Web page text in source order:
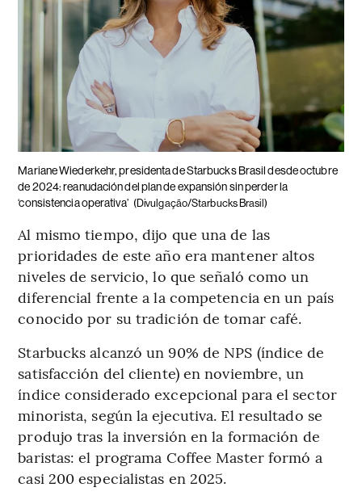
Mariane Wiederkehr, presidenta de Starbucks Brasil desde octubre
de 2024: reanudación del plan de expansión sin perder la
‘consistencia operativa’ (Divulgação/Starbucks Brasil)
Al mismo tiempo, dijo que una de las
prioridades de este año era mantener altos
niveles de servicio, lo que señaló como un
diferencial frente a la competencia en un país
conocido por su tradición de tomar café.
Starbucks alcanzó un 90% de NPS (índice de
satisfacción del cliente) en noviembre, un
índice considerado excepcional para el sector
minorista, según la ejecutiva. El resultado se
produjo tras la inversión en la formación de
baristas: el programa Coffee Master formó a
casi 200 especialistas en 2025.